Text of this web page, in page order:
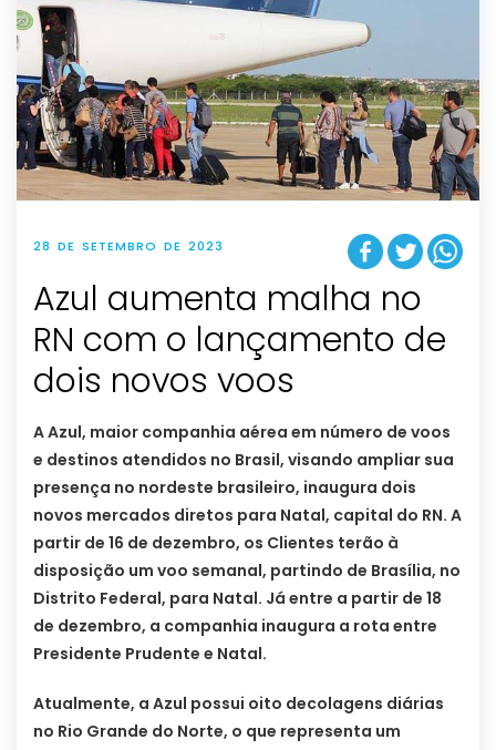
28 DE SETEMBRO DE 2023
Azul aumenta malha no
RN com o lançamento de
dois novos voos
A Azul, maior companhia aérea em número de voos
e destinos atendidos no Brasil, visando ampliar sua
presença no nordeste brasileiro, inaugura dois
novos mercados diretos para Natal, capital do RN. A
partir de 16 de dezembro, os Clientes terão à
disposição um voo semanal, partindo de Brasília, no
Distrito Federal, para Natal. Já entre a partir de 18
de dezembro, a companhia inaugura a rota entre
Presidente Prudente e Natal.
Atualmente, a Azul possui oito decolagens diárias
no Rio Grande do Norte, o que representa um